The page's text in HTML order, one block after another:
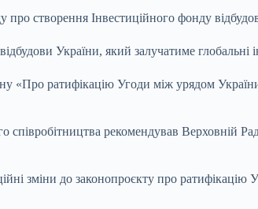
створення Інвестиційного фонду
України, який залучатиме глобальні
«Про ратифікацію Угоди між урядом
співробітництва рекомендував Верховній
зміни до законопроєкту про